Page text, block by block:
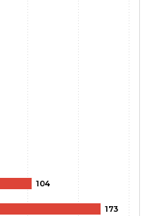
104
173